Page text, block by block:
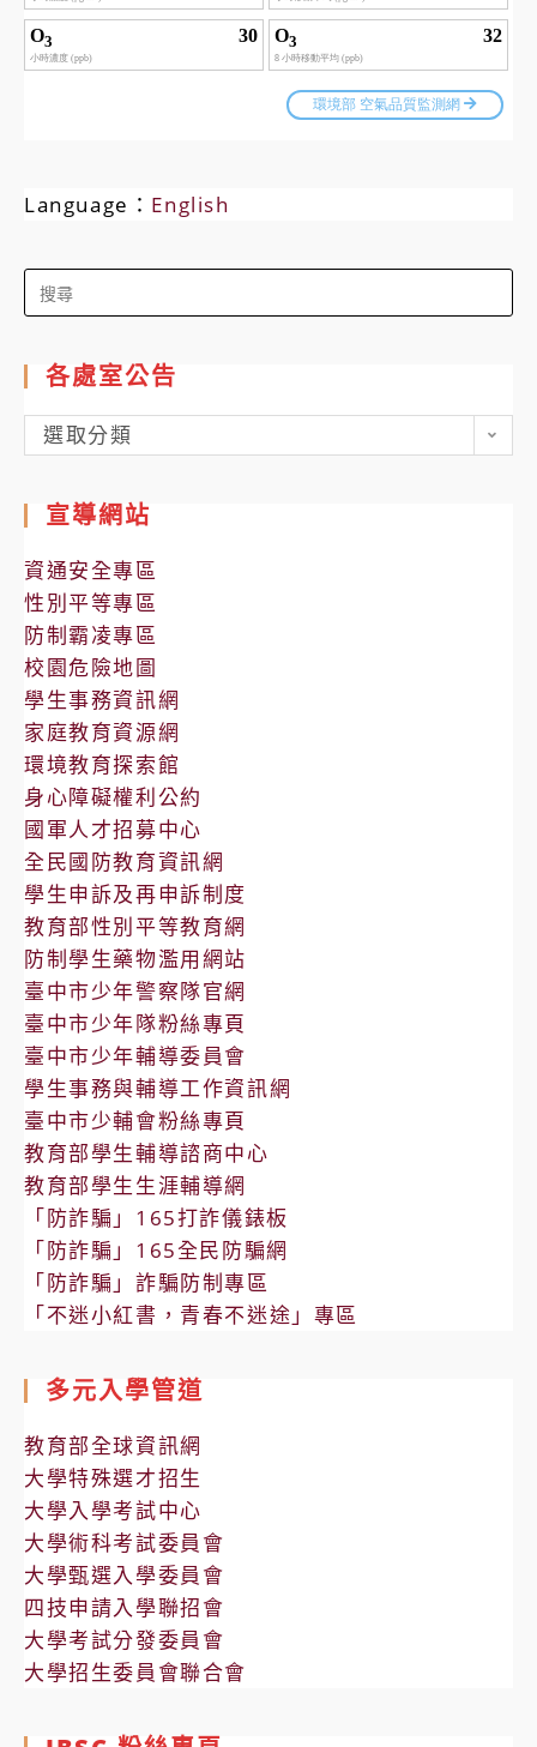
Language： English
Search
for:
各處室公告
各
處
公
告
選取分類
宣導網站
資通安全專區
性別平等專區
防制霸凌專區
校園危險地圖
學生事務資訊網
家庭教育資源網
環境教育探索館
身心障礙權利公約
國軍人才招募中心
全民國防教育資訊網
學生申訴及再申訴制度
教育部性別平等教育網
防制學生藥物濫用網站
臺中市少年警察隊官網
臺中市少年隊粉絲專頁
臺中市少年輔導委員會
學生事務與輔導工作資訊網
臺中市少輔會粉絲專頁
教育部學生輔導諮商中心
教育部學生生涯輔導網
「防詐騙」165打詐儀錶板
「防詐騙」165全民防騙網
「防詐騙」詐騙防制專區
「不迷小紅書，青春不迷途」專區
多元入學管道
教育部全球資訊網
大學特殊選才招生
大學入學考試中心
大學術科考試委員會
大學甄選入學委員會
四技申請入學聯招會
大學考試分發委員會
大學招生委員會聯合會